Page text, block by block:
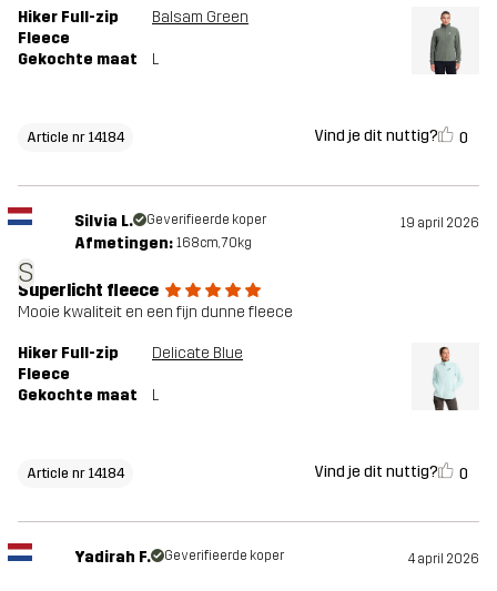
Hiker Full-zip
Fleece
Balsam Green
Gekochte maat L
Article nr 14184 Vind je dit nuttig? 0
S
Silvia L. Geverifieerde koper 19 april 2026
Afmetingen: 168cm, 70kg
Superlicht fleece
Mooie kwaliteit en een fijn dunne fleece
Hiker Full-zip
Fleece
Delicate Blue
Gekochte maat L
Article nr 14184 Vind je dit nuttig? 0
Yadirah F. Geverifieerde koper 4 april 2026